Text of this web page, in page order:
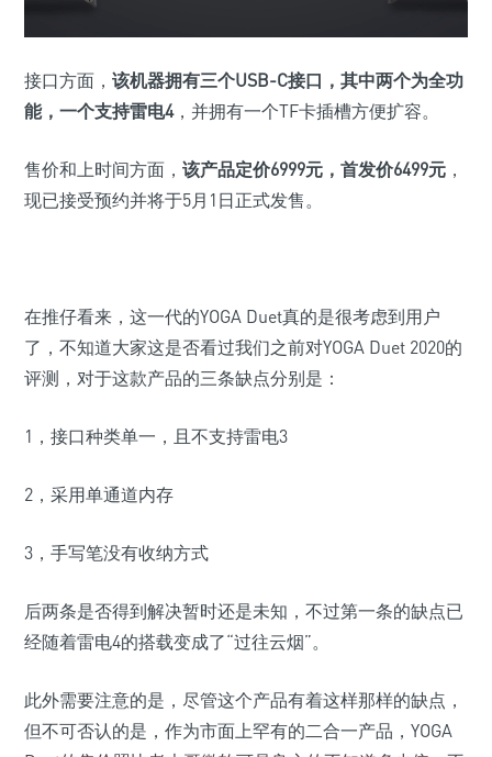
接口方面， 该机器拥有三个USB-C接口，其中两个为全功
能，一个支持雷电4，并拥有一个TF卡插槽方便扩容。
售价和上时间方面， 该产品定价6999元，首发价6499元 ，
现已接受预约并将于5月1日正式发售。
在推仔看来，这一代的YOGA Duet真的是很考虑到用户
了，不知道大家这是否看过我们之前对YOGA Duet 2020的
评测，对于这款产品的三条缺点分别是：
1，接口种类单一，且不支持雷电3
2，采用单通道内存
3，手写笔没有收纳方式
后两条是否得到解决暂时还是未知，不过第一条的缺点已
经随着雷电4的搭载变成了“过往云烟”。
此外需要注意的是，尽管这个产品有着这样那样的缺点，
但不可否认的是，作为市面上罕有的二合一产品，YOGA